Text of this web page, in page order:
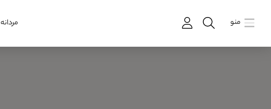
منو مردانه